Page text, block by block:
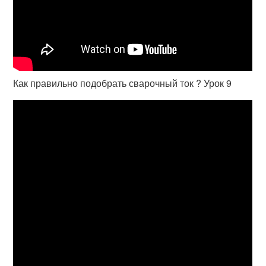
Как правильно подобрать сварочный ток ? Урок 9